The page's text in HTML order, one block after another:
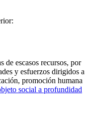
de escasos recursos, por
y esfuerzos dirigidos a
promoción humana
social a profundidad